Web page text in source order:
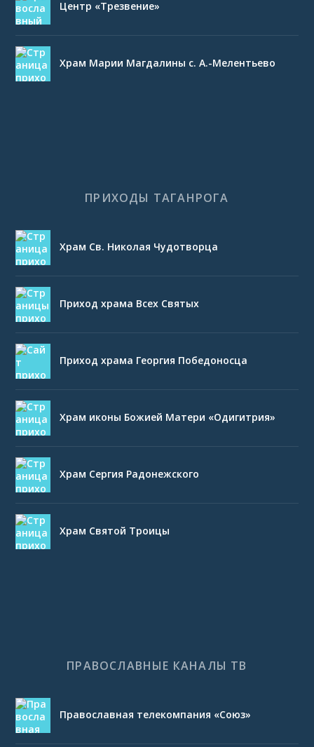
Центр «Трезвение»
Храм Марии Магдалины с. А.-Мелентьево
ПРИХОДЫ ТАГАНРОГА
Храм Св. Николая Чудотворца
Приход храма Всех Святых
Приход храма Георгия Победоносца
Храм иконы Божией Матери «Одигитрия»
Храм Сергия Радонежского
Храм Святой Троицы
ПРАВОСЛАВНЫЕ КАНАЛЫ ТВ
Православная телекомпания «Союз»